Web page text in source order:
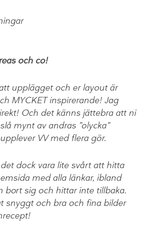
och co!
upplägget och er layout är
MYCKET inspirerande! Jag
Och det känns jättebra att ni
mynt av andras ”olycka”
VV med flera gör.
dock vara lite svårt att hitta
med alla länkar, ibland
bort sig och hittar inte tillbaka.
snyggt och bra och fina bilder